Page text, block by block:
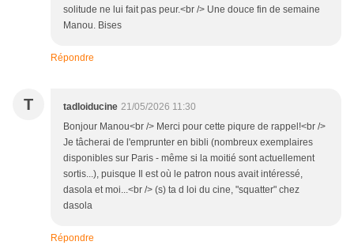
solitude ne lui fait pas peur.<br /> Une douce fin de semaine
Manou. Bises
Répondre
T tadloiducine 21/05/2026 11:30
Bonjour Manou<br /> Merci pour cette piqure de rappel!<br />
Je tâcherai de l'emprunter en bibli (nombreux exemplaires
disponibles sur Paris - même si la moitié sont actuellement
sortis...), puisque Il est où le patron nous avait intéressé,
dasola et moi...<br /> (s) ta d loi du cine, "squatter" chez
dasola
Répondre